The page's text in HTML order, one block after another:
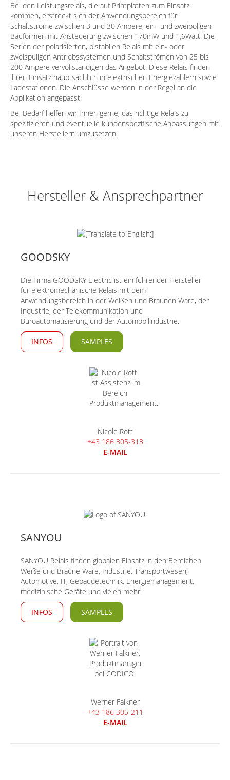
Bei den Leistungsrelais, die auf Printplatten zum Einsatz
kommen, erstreckt sich der Anwendungsbereich für
Schaltströme zwischen 3 und 30 Ampere, ein- und zweipoligen
Bauformen mit Ansteuerung zwischen 170mW und 1,6Watt. Die
Serien der polarisierten, bistabilen Relais mit ein- oder
zweispuligen Antriebssystemen und Schaltströmen von 25 bis
200 Ampere vervollständigen das Angebot. Diese Relais finden
ihren Einsatz hauptsächlich in elektrischen Energiezählern sowie
Ladestationen. Die Anschlüsse werden in der Regel an die
Applikation angepasst.
Bei Bedarf helfen wir Ihnen gerne, das richtige Relais zu
spezifizieren und eventuelle kundenspezifische Anpassungen mit
unseren Herstellern umzusetzen.
Hersteller & Ansprechpartner
GOODSKY
Die Firma GOODSKY Electric ist ein führender Hersteller
für elektromechanische Relais mit dem
Anwendungsbereich in der Weißen und Braunen Ware, der
Industrie, der Telekommunikation und
Büroautomatisierung und der Automobilindustrie.
INFOS SAMPLES
Nicole Rott
+43 186 305-313
E-MAIL
SANYOU
SANYOU Relais finden globalen Einsatz in den Bereichen
Weiße und Braune Ware, Industrie, Transportwesen,
Automotive, IT, Gebäudetechnik, Energiemanagement,
medizinische Geräte und vielen mehr.
INFOS SAMPLES
Werner Falkner
+43 186 305-211
E-MAIL